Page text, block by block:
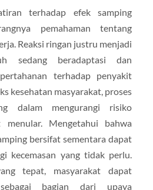
terhadap efek samping
pemahaman tentang
Reaksi ringan justru menjadi
sedang beradaptasi dan
terhadap penyakit
kesehatan masyarakat, proses
dalam mengurangi risiko
menular. Mengetahui bahwa
bersifat sementara dapat
kecemasan yang tidak perlu.
tepat, masyarakat dapat
bagian dari upaya